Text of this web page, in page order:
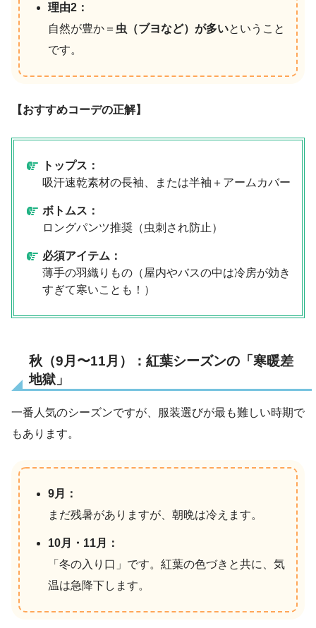
理由2：
自然が豊か＝ 虫（ブヨなど）が多いということ
です。
【おすすめコーデの正解】
トップス：
吸汗速乾素材の長袖、または半袖＋アームカバー
ボトムス：
ロングパンツ推奨（虫刺され防止）
必須アイテム：
薄手の羽織りもの（屋内やバスの中は冷房が効き
すぎて寒いことも！）
秋（9月〜11月）：紅葉シーズンの「寒暖差
地獄」
一番人気のシーズンですが、服装選びが最も難しい時期で
もあります。
9月：
まだ残暑がありますが、朝晩は冷えます。
10月・11月：
「冬の入り口」です。紅葉の色づきと共に、気
温は急降下します。